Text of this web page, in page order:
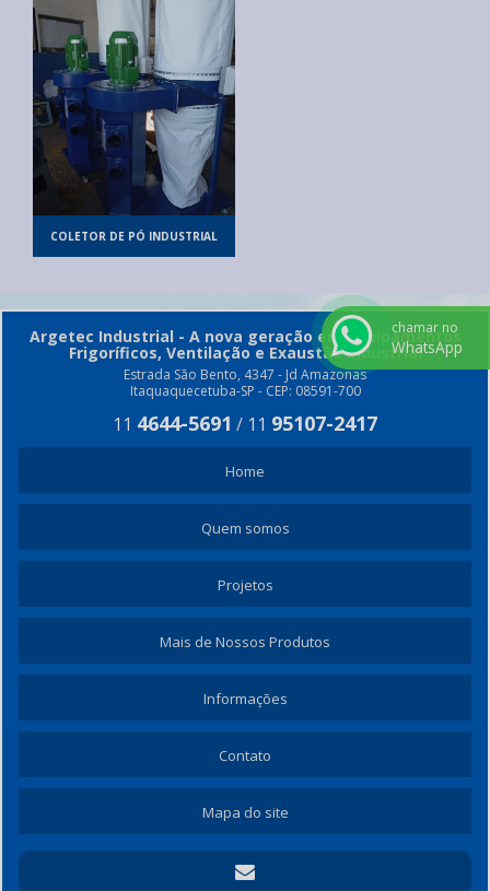
COLETOR DE PÓ INDUSTRIAL
Argetec Industrial - A nova geração em equipamentos
Frigoríficos, Ventilação e Exaustão Industrial
Estrada São Bento, 4347 - Jd Amazonas
Itaquaquecetuba-SP - CEP: 08591-700
11 4644-5691 / 11 95107-2417
Home
Quem somos
Projetos
Mais de Nossos Produtos
Informações
Contato
Mapa do site
chamar no
WhatsApp